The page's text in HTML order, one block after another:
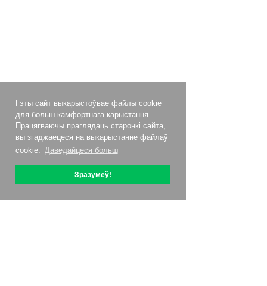
Гэты сайт выкарыстоўвае файлы cookie
для больш камфортнага карыстання.
Працягваючы праглядаць старонкі сайта,
вы згаджаецеся на выкарыстанне файлаў
cookie. Даведайцеся больш
Зразумеў!